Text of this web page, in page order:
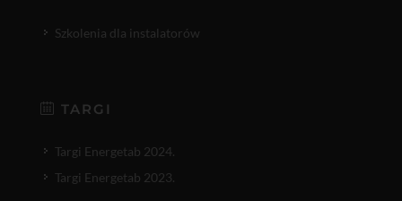
Szkolenia dla instalatorów
TARGI
Targi Energetab 2024.
Targi Energetab 2023.